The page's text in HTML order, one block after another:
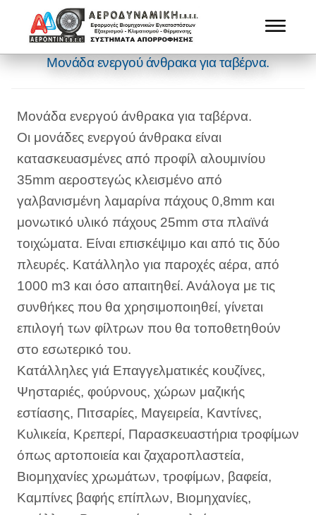
Μονάδα ενεργού άνθρακα για ταβέρνα.
Μονάδα ενεργού άνθρακα για ταβέρνα.
Οι μονάδες ενεργού άνθρακα είναι
κατασκευασμένες από προφίλ αλουμινίου
35mm αεροστεγώς κλεισμένο από
γαλβανισμένη λαμαρίνα πάχους 0,8mm και
μονωτικό υλικό πάχους 25mm στα πλαϊνά
τοιχώματα. Είναι επισκέψιμο και από τις δύο
πλευρές. Κατάλληλο για παροχές αέρα, από
1000 m3 και όσο απαιτηθεί. Ανάλογα με τις
συνθήκες που θα χρησιμοποιηθεί, γίνεται
επιλογή των φίλτρων που θα τοποθετηθούν
στο εσωτερικό του.
Κατάλληλες γιά Επαγγελματικές κουζίνες,
Ψησταριές, φούρνους, χώρων μαζικής
εστίασης, Πιτσαρίες, Μαγειρεία, Καντίνες,
Κυλικεία, Κρεπερί, Παρασκευαστήρια τροφίμων
όπως αρτοποιεία και ζαχαροπλαστεία,
Βιομηχανίες χρωμάτων, τροφίμων, βαφεία,
Καμπίνες βαφής επίπλων, Βιομηχανίες,